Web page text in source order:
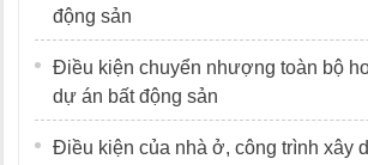
động sản
Điều kiện chuyển nhượng toàn bộ
dự án bất động sản
Điều kiện của nhà ở, công trình xây